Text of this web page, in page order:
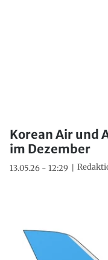
Korean Air und
im Dezember
13.05.26 - 12:29